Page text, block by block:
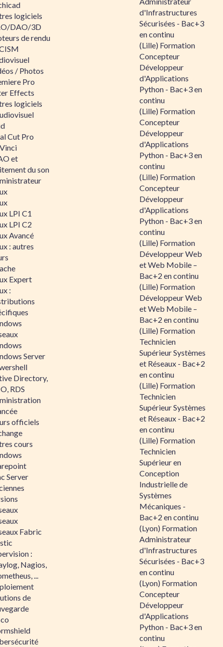
logiciels
DAO/3D
de rendu
/ Photos
Pro
Effects
logiciels
Cut Pro
et
du son
LPI C1
LPI C2
Avancé
: autres
Expert
:
Server
Directory,
RDS
officiels
cours
Server
Fabric
:
Nagios,
...
de
d'Infrastructures
Sécurisées - Bac+3
en continu
(Lille) Formation
Concepteur
Développeur
d'Applications
Python - Bac+3 en
continu
(Lille) Formation
Concepteur
Développeur
d'Applications
Python - Bac+3 en
continu
(Lille) Formation
Concepteur
Développeur
d'Applications
Python - Bac+3 en
continu
(Lille) Formation
Développeur Web
et Web Mobile –
Bac+2 en continu
(Lille) Formation
Développeur Web
et Web Mobile –
Bac+2 en continu
(Lille) Formation
Technicien
Supérieur Systèmes
et Réseaux - Bac+2
en continu
(Lille) Formation
Technicien
Supérieur Systèmes
et Réseaux - Bac+2
en continu
(Lille) Formation
Technicien
Supérieur en
Conception
Industrielle de
Systèmes
Mécaniques -
Bac+2 en continu
(Lyon) Formation
Administrateur
d'Infrastructures
Sécurisées - Bac+3
en continu
(Lyon) Formation
Concepteur
Développeur
d'Applications
Python - Bac+3 en
continu